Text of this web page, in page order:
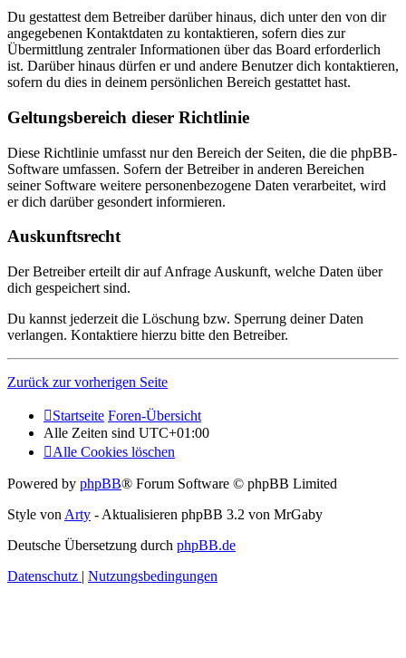
Du gestattest dem Betreiber darüber hinaus, dich unter den von dir
angegebenen Kontaktdaten zu kontaktieren, sofern dies zur
Übermittlung zentraler Informationen über das Board erforderlich
ist. Darüber hinaus dürfen er und andere Benutzer dich kontaktieren,
sofern du dies in deinem persönlichen Bereich gestattet hast.
Geltungsbereich dieser Richtlinie
Diese Richtlinie umfasst nur den Bereich der Seiten, die die phpBB-
Software umfassen. Sofern der Betreiber in anderen Bereichen
seiner Software weitere personenbezogene Daten verarbeitet, wird
er dich darüber gesondert informieren.
Auskunftsrecht
Der Betreiber erteilt dir auf Anfrage Auskunft, welche Daten über
dich gespeichert sind.
Du kannst jederzeit die Löschung bzw. Sperrung deiner Daten
verlangen. Kontaktiere hierzu bitte den Betreiber.
Zurück zur vorherigen Seite
Startseite Foren-Übersicht
Alle Zeiten sind UTC+01:00
Alle Cookies löschen
Powered by phpBB® Forum Software © phpBB Limited
Style von Arty - Aktualisieren phpBB 3.2 von MrGaby
Deutsche Übersetzung durch phpBB.de
Datenschutz | Nutzungsbedingungen